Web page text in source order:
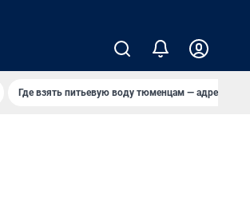
Где взять питьевую воду тюменцам — адреса